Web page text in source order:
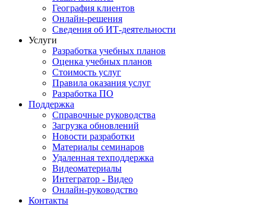
География клиентов
Онлайн-решения
Сведения об ИТ-деятельности
Услуги
Разработка учебных планов
Оценка учебных планов
Стоимость услуг
Правила оказания услуг
Разработка ПО
Поддержка
Справочные руководства
Загрузка обновлений
Новости разработки
Материалы семинаров
Удаленная техподдержка
Видеоматериалы
Интегратор - Видео
Онлайн-руководство
Контакты